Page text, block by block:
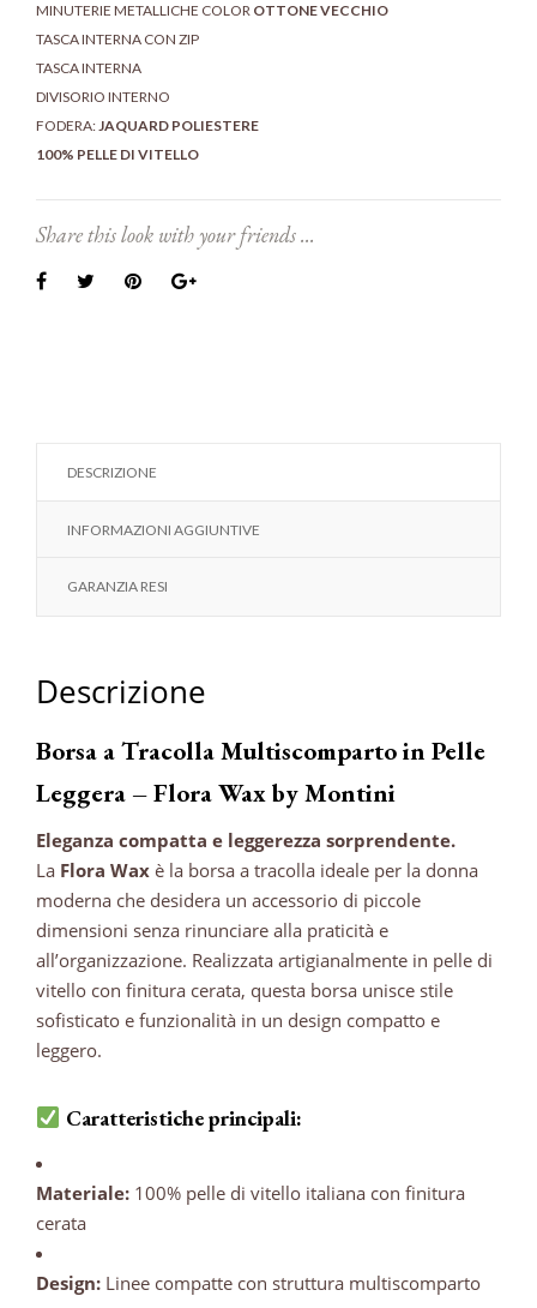
MINUTERIE METALLICHE COLOR OTTONE VECCHIO
TASCA INTERNA CON ZIP
TASCA INTERNA
DIVISORIO INTERNO
FODERA:JAQUARD POLIESTERE
100% PELLE DI VITELLO
Share this look with your friends ...
DESCRIZIONE
INFORMAZIONI AGGIUNTIVE
GARANZIA RESI
Descrizione
Borsa a Tracolla Multiscomparto in Pelle
Leggera – Flora Wax by Montini
Eleganza compatta e leggerezza sorprendente.
La Flora Wax è la borsa a tracolla ideale per la donna
moderna che desidera un accessorio di piccole
dimensioni senza rinunciare alla praticità e
all’organizzazione. Realizzata artigianalmente in pelle di
vitello con finitura cerata, questa borsa unisce stile
sofisticato e funzionalità in un design compatto e
leggero.
Caratteristiche principali:
Materiale: 100% pelle di vitello italiana con finitura
cerata
Design: Linee compatte con struttura multiscomparto